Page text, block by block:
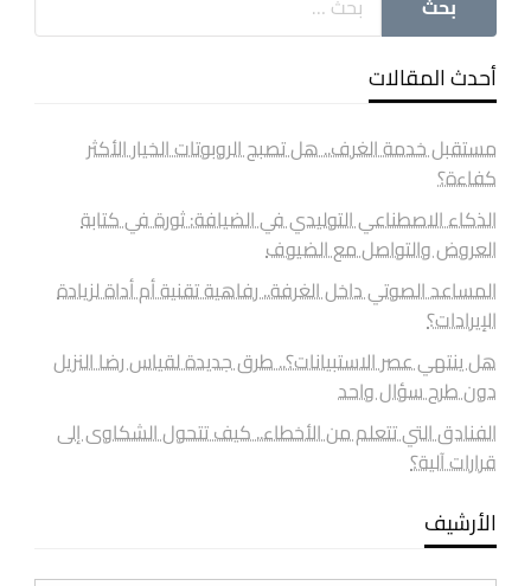
أحدث المقالات
مستقبل خدمة الغرف.. هل تصبح الروبوتات الخيار الأكثر
كفاءة؟
الذكاء الاصطناعي التوليدي في الضيافة: ثورة في كتابة
العروض والتواصل مع الضيوف
المساعد الصوتي داخل الغرفة.. رفاهية تقنية أم أداة لزيادة
الإيرادات؟
هل ينتهي عصر الاستبيانات؟.. طرق جديدة لقياس رضا النزيل
دون طرح سؤال واحد
الفنادق التي تتعلم من الأخطاء.. كيف تتحول الشكاوى إلى
قرارات آلية؟
الأرشيف